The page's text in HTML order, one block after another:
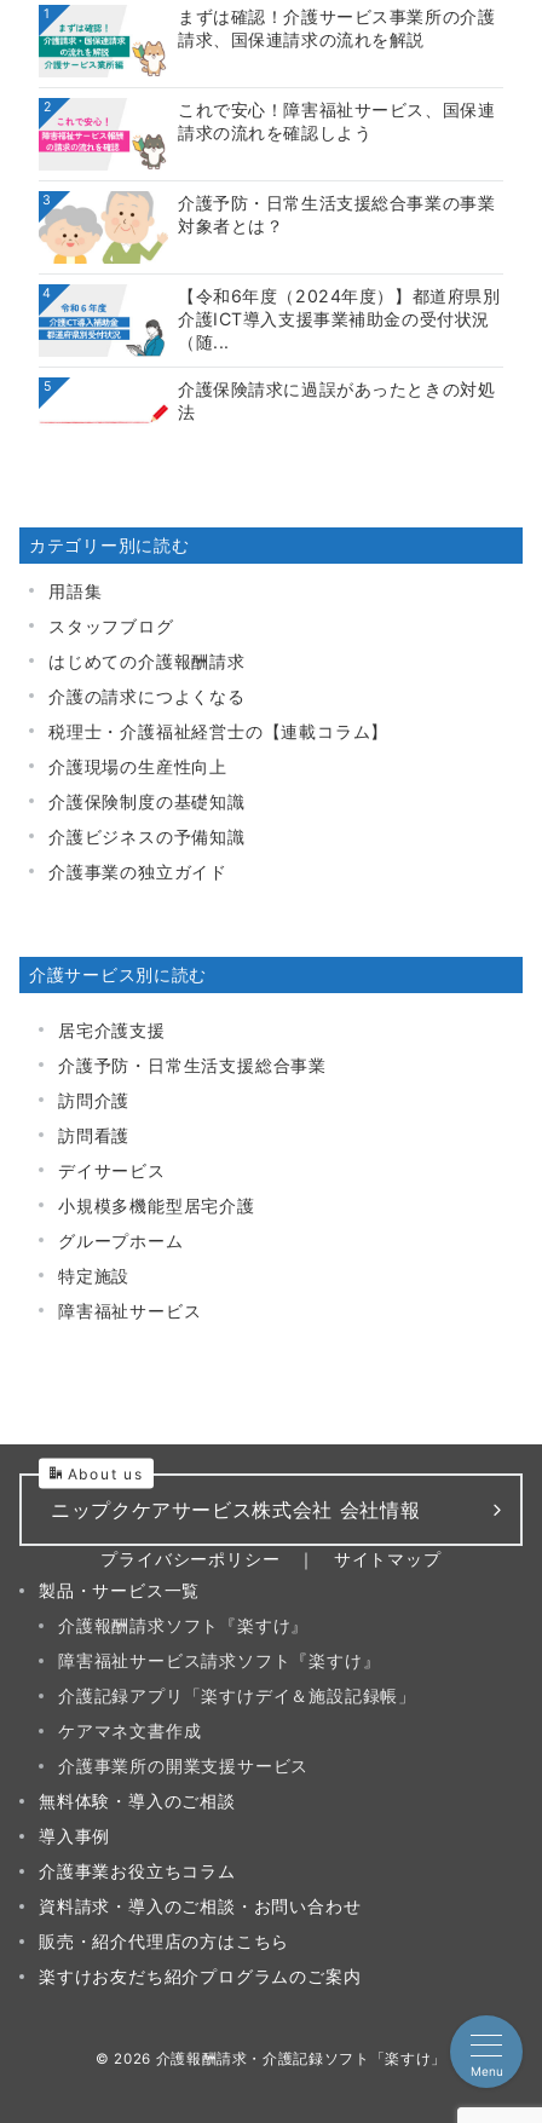
1
まずは確認！介護サービス事業所の介護
請求、国保連請求の流れを解説
2
これで安心！障害福祉サービス、国保連
請求の流れを確認しよう
3
介護予防・日常生活支援総合事業の事業
対象者とは？
4
【令和6年度（2024年度）】都道府県別
介護ICT導入支援事業補助金の受付状況
（随...
5
介護保険請求に過誤があったときの対処
法
カテゴリー別に読む
用語集
スタッフブログ
はじめての介護報酬請求
介護の請求につよくなる
税理士・介護福祉経営士の【連載コラム】
介護現場の生産性向上
介護保険制度の基礎知識
介護ビジネスの予備知識
介護事業の独立ガイド
介護サービス別に読む
居宅介護支援
介護予防・日常生活支援総合事業
訪問介護
訪問看護
デイサービス
小規模多機能型居宅介護
グループホーム
特定施設
障害福祉サービス
About us
ニップクケアサービス株式会社 会社情報
プライバシーポリシー ｜ サイトマップ
製品・サービス一覧
介護報酬請求ソフト『楽すけ』
障害福祉サービス請求ソフト『楽すけ』
介護記録アプリ「楽すけデイ＆施設記録帳」
ケアマネ文書作成
介護事業所の開業支援サービス
無料体験・導入のご相談
導入事例
介護事業お役立ちコラム
資料請求・導入のご相談・お問い合わせ
販売・紹介代理店の方はこちら
楽すけお友だち紹介プログラムのご案内
© 2026 介護報酬請求・介護記録ソフト「楽すけ」
Menu